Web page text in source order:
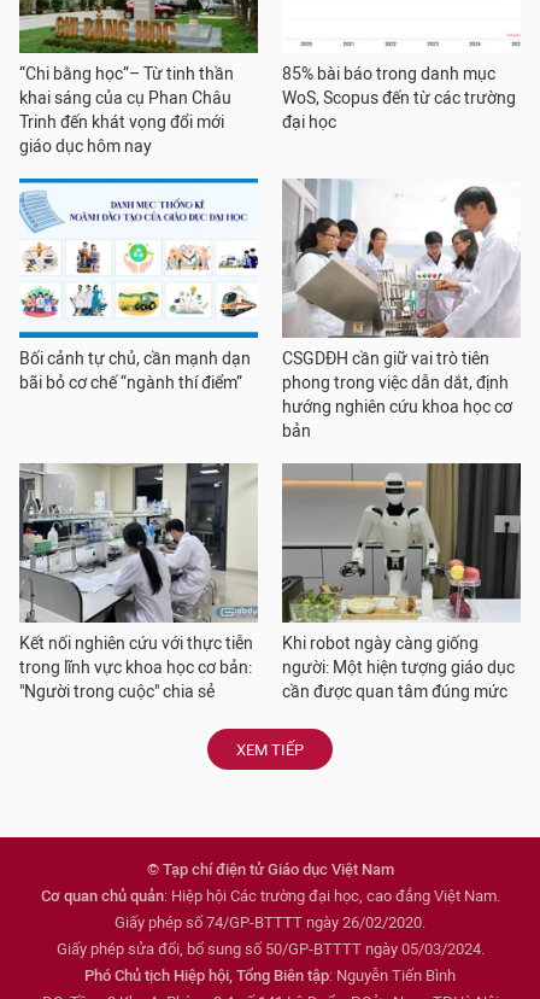
“Chi bằng học”– Từ tinh thần
khai sáng của cụ Phan Châu
Trinh đến khát vọng đổi mới
giáo dục hôm nay
85% bài báo trong danh mục
WoS, Scopus đến từ các trường
đại học
Bối cảnh tự chủ, cần mạnh dạn
bãi bỏ cơ chế “ngành thí điểm”
CSGDĐH cần giữ vai trò tiên
phong trong việc dẫn dắt, định
hướng nghiên cứu khoa học cơ
bản
Kết nối nghiên cứu với thực tiễn
trong lĩnh vực khoa học cơ bản:
"Người trong cuộc" chia sẻ
Khi robot ngày càng giống
người: Một hiện tượng giáo dục
cần được quan tâm đúng mức
XEM TIẾP
© Tạp chí điện tử Giáo dục Việt Nam
Cơ quan chủ quản: Hiệp hội Các trường đại học, cao đẳng Việt Nam.
Giấy phép số 74/GP-BTTTT ngày 26/02/2020.
Giấy phép sửa đổi, bổ sung số 50/GP-BTTTT ngày 05/03/2024.
Phó Chủ tịch Hiệp hội, Tổng Biên tập: Nguyễn Tiến Bình